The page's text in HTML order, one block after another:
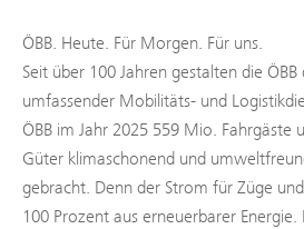
ÖBB. Heute. Für Morgen. Für uns.
Seit über 100 Jahren gestalten die
umfassender Mobilitäts- und
ÖBB im Jahr 2025 559 Mio. Fahrgäste
Güter klimaschonend und
gebracht. Denn der Strom für Züge
100 Prozent aus erneuerbarer